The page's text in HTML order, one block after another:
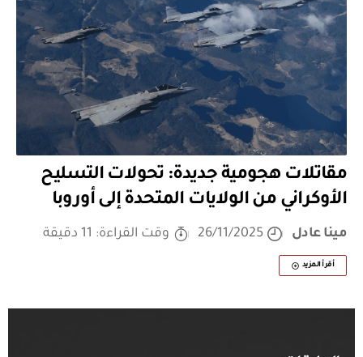
مقاتلات هجومية جديدة: تحولات التسليح
الأوكراني من الولايات المتحدة إلى أوروبا
مينا عادل 26/11/2025 وقت القراءة: 11 دقيقة
أقرأ المزيد